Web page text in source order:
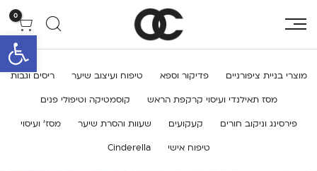
פתח
0
מוצרי בניית ציפורניים פדיקור וספא טיפוח ועיצוב שיער ריסים וגבות
מסז תאילנדי ועיסוי קרקפת הראש קוסמטיקה וטיפולי פנים
פירסינג וניקוב חורים קעקועים שעוות והסרת שיער מסז’ ועיסוי
טיפוח אישי Cinderella